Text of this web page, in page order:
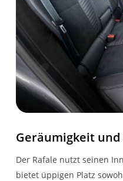
Dynamisches
hinten
Geräumigkeit
Der Rafale nutzt seinen
bietet üppigen Platz